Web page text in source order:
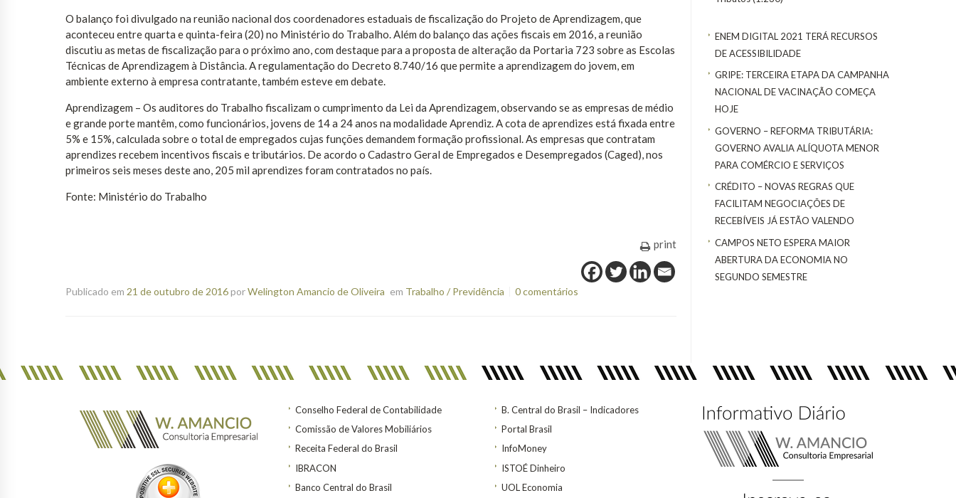
ENEM DIGITAL 2021 TERÁ RECURSOS
DE ACESSIBILIDADE
GRIPE: TERCEIRA ETAPA DA CAMPANHA
NACIONAL DE VACINAÇÃO COMEÇA
HOJE
GOVERNO – REFORMA TRIBUTÁRIA:
GOVERNO AVALIA ALÍQUOTA MENOR
PARA COMÉRCIO E SERVIÇOS
CRÉDITO – NOVAS REGRAS QUE
FACILITAM NEGOCIAÇÕES DE
RECEBÍVEIS JÁ ESTÃO VALENDO
CAMPOS NETO ESPERA MAIOR
ABERTURA DA ECONOMIA NO
SEGUNDO SEMESTRE
O balanço foi divulgado na reunião nacional dos coordenadores estaduais de fiscalização do Projeto de Aprendizagem, que
aconteceu entre quarta e quinta-feira (20) no Ministério do Trabalho. Além do balanço das ações fiscais em 2016, a reunião
discutiu as metas de fiscalização para o próximo ano, com destaque para a proposta de alteração da Portaria 723 sobre as Escolas
Técnicas de Aprendizagem à Distância. A regulamentação do Decreto 8.740/16 que permite a aprendizagem do jovem, em
ambiente externo à empresa contratante, também esteve em debate.
Aprendizagem – Os auditores do Trabalho fiscalizam o cumprimento da Lei da Aprendizagem, observando se as empresas de médio
e grande porte mantêm, como funcionários, jovens de 14 a 24 anos na modalidade Aprendiz. A cota de aprendizes está fixada entre
5% e 15%, calculada sobre o total de empregados cujas funções demandem formação profissional. As empresas que contratam
aprendizes recebem incentivos fiscais e tributários. De acordo o Cadastro Geral de Empregados e Desempregados (Caged), nos
primeiros seis meses deste ano, 205 mil aprendizes foram contratados no país.
Fonte: Ministério do Trabalho
print
Publicado em 21 de outubro de 2016porWelington Amancio de Oliveira em Trabalho / Previdência 0 comentários
Conselho Federal de Contabilidade
Comissão de Valores Mobiliários
Receita Federal do Brasil
IBRACON
Banco Central do Brasil
B. Central do Brasil – Indicadores
Portal Brasil
InfoMoney
ISTOÉ Dinheiro
UOL Economia